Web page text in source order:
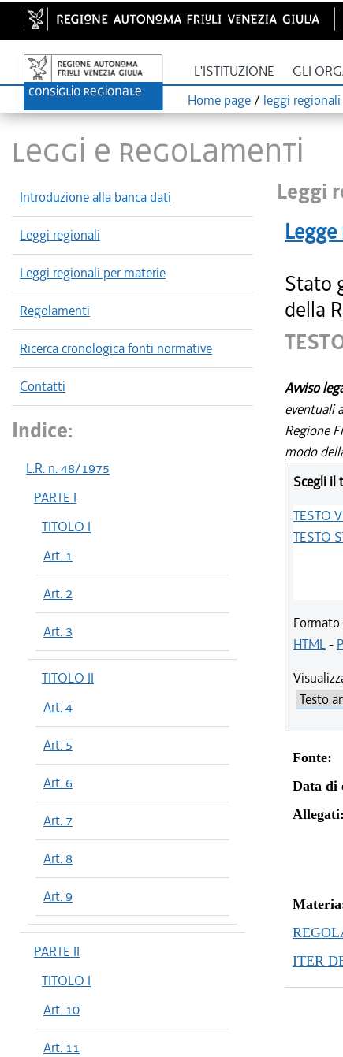
L'ISTITUZIONE GLI
Home page / leggi regionali
LEGGI E REGOLAMENTI
Introduzione alla banca dati
Leggi regionali
Leggi regionali per materie
Regolamenti
Ricerca cronologica fonti normative
Contatti
Indice:
L.R. n. 48/1975
PARTE I
TITOLO I
Art. 1
Art. 2
Art. 3
TITOLO II
Art. 4
Art. 5
Art. 6
Art. 7
Art. 8
Art. 9
PARTE II
TITOLO I
Art. 10
Art. 11
Leggi
Stato
della
Avviso
eventuali
Regione
modo
Scegli il
TESTO
TESTO
HTML-
Fonte:
Data di
Allegati:
ITER